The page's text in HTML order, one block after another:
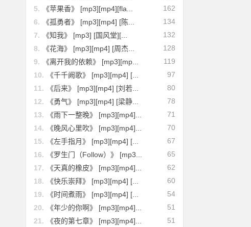
162
5.
《苹果香》 [mp3][mp4][fla...
134
6.
《孤勇者》 [mp3][mp4] [陈...
132
7.
《知我》 [mp3] [国风堂][...
128
8.
《花海》 [mp3][mp4] [周杰...
119
9.
《离开我的依赖》 [mp3][mp...
97
10.
《千千阙歌》 [mp3][mp4] [...
80
11.
《后来》 [mp3][mp4] [刘若...
78
12.
《勇气》 [mp3][mp4] [梁静...
71
13.
《雨下一整晚》 [mp3][mp4]...
70
14.
《晚风心里吹》 [mp3][mp4]...
67
15.
《左手指月》 [mp3][mp4] [...
65
16.
《罗生门（Follow）》 [mp3...
62
17.
《天真的橡皮》 [mp3][mp4]...
60
18.
《快乐崇拜》 [mp3][mp4] [...
54
19.
《时间煮雨》 [mp3][mp4] [...
51
20.
《年少的你啊》 [mp3][mp4]...
51
21.
《夜的第七章》 [mp3][mp4]...